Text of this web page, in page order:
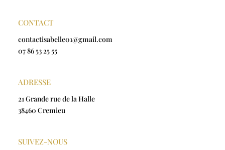
CONTACT
contactisabelle01@gmail.com
07 86 53 25 55
ADRESSE
21 Grande rue de la Halle
38460 Cremieu
SUIVEZ-NOUS